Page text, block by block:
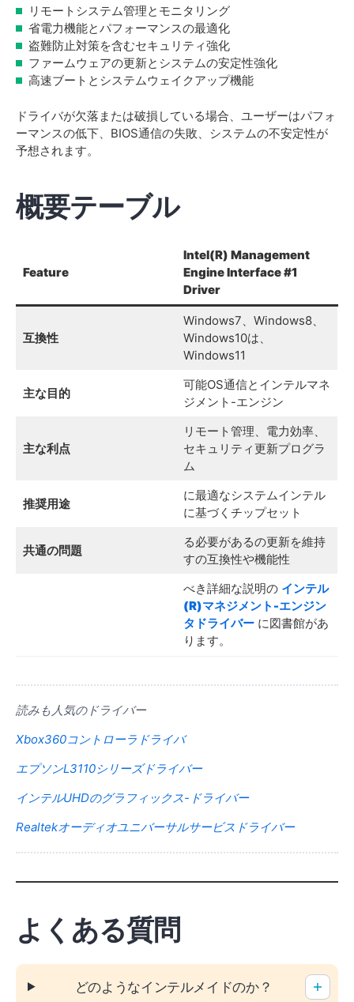
リモートシステム管理とモニタリング
省電力機能とパフォーマンスの最適化
盗難防止対策を含むセキュリティ強化
ファームウェアの更新とシステムの安定性強化
高速ブートとシステムウェイクアップ機能
ドライバが欠落または破損している場合、ユーザーはパフォ
ーマンスの低下、BIOS通信の失敗、システムの不安定性が
予想されます。
概要テーブル
Feature
Intel(R) Management
Engine Interface #1
Driver
互換性
Windows7、Windows8、
Windows10は、
Windows11
主な目的
可能OS通信とインテルマネ
ジメント-エンジン
主な利点
リモート管理、電力効率、
セキュリティ更新プログラ
ム
推奨用途
に最適なシステムインテル
に基づくチップセット
共通の問題
る必要があるの更新を維持
すの互換性や機能性
べき詳細な説明の インテル
(R)マネジメント-エンジン
タ ドライバーに図書館があ
ります。
読みも人気のドライバー
Xbox360コントローラドライバ
エプソンL3110シリーズドライバー
インテルUHDのグラフィックス-ドライバー
Realtekオーディオユニバーサルサービスドライバー
よくある質問
どのようなインテルメイドのか？